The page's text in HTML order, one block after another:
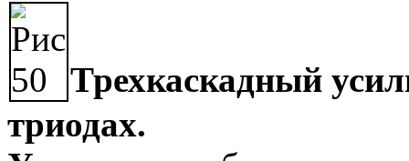
Трехкаскадный
триодах.